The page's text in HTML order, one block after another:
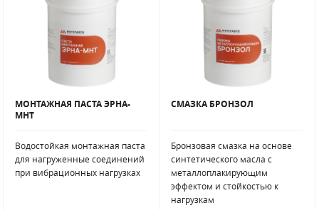
МОНТАЖНАЯ ПАСТА ЭРНА-
МНТ
Водостойкая монтажная паста
для нагруженные соединений
при вибрационных нагрузках
СМАЗКА БРОНЗОЛ
Бронзовая смазка на основе
синтетического масла с
металлоплакирующим
эффектом и стойкостью к
нагрузкам